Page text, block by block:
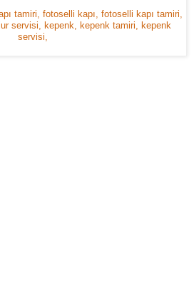
tamiri, fotoselli kapı, fotoselli kapı tamiri,
servisi, kepenk, kepenk tamiri, kepenk
servisi,